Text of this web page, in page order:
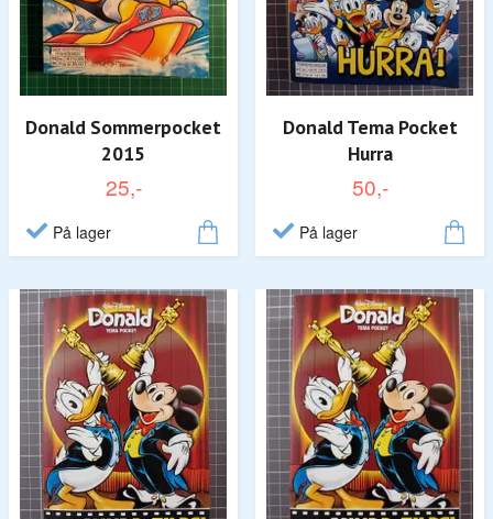
Donald Sommerpocket
2015
25,-
På lager
Donald Tema Pocket
Hurra
50,-
På lager